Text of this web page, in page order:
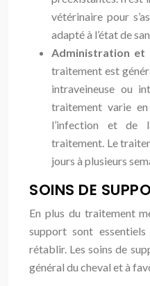
vétérinaire pour
adapté à l’état de
Administration
traitement est
intraveineuse ou
traitement varie
l’infection et de
traitement. Le
jours à plusieurs
SOINS DE
En plus du traitement
support sont
rétablir. Les soins de
général du cheval et à